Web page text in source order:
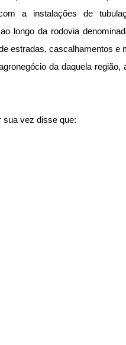
a instalações de
longo da rodovia
estradas, cascalhamentos e
da daquela região,
sua vez disse que: